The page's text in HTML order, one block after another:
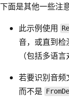
下面是其他一些注
此示例使用
音，或直到检
（包括多语
若要识别音频
而不是